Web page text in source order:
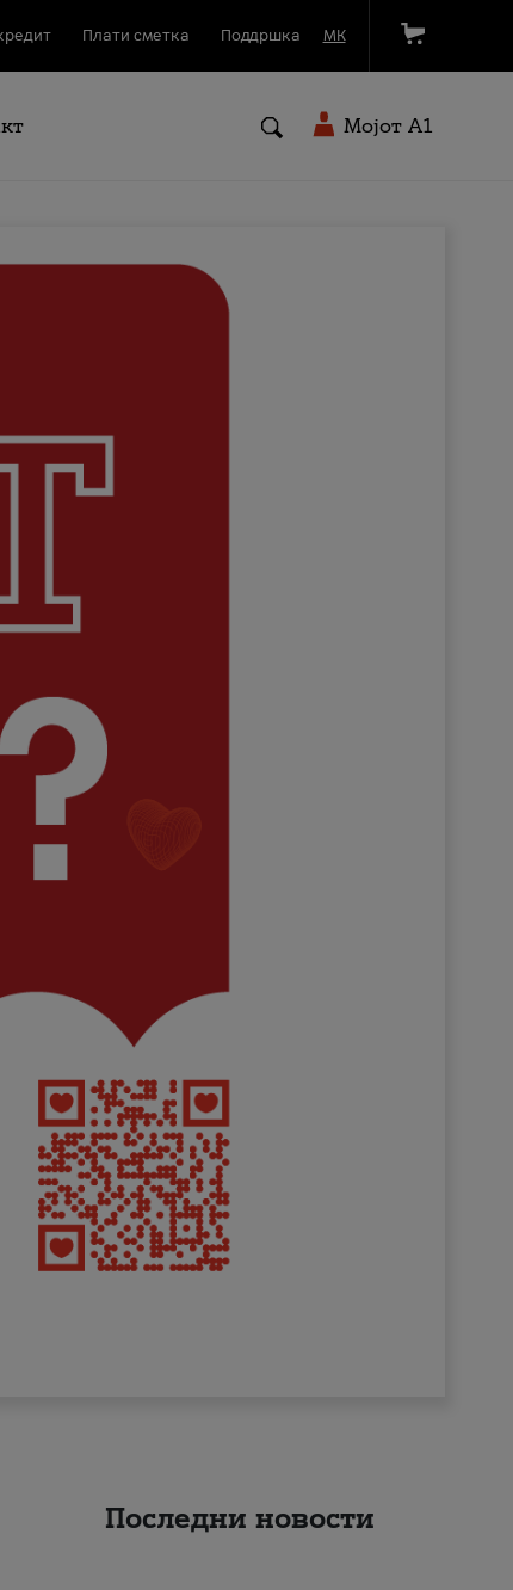
Плати сметка Поддршка МК
Мојот A1
Последни новости